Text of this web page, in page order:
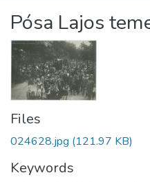
Statistics
About us
Pósa Lajos
Files
024628.jpg (121.97 KB)
Keywords